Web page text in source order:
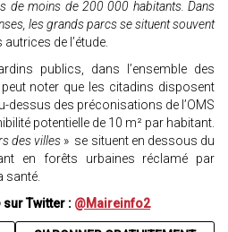
de moins de 200 000 habitants. Dans
les grands parcs se situent souvent
de l’étude.
publics, dans l’ensemble des
noter que les citadins disposent
dessus des préconisations de l’OMS
potentielle de 10 m² par habitant.
des villes » se situent en dessous du
en forêts urbaines réclamé par
santé.
sur Twitter : @Maireinfo2